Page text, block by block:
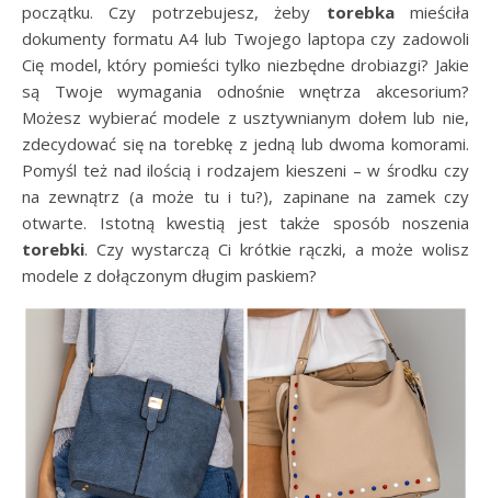
początku. Czy potrzebujesz, żeby torebkamieściła
dokumenty formatu A4 lub Twojego laptopa czy zadowoli
Cię model, który pomieści tylko niezbędne drobiazgi? Jakie
są Twoje wymagania odnośnie wnętrza akcesorium?
Możesz wybierać modele z usztywnianym dołem lub nie,
zdecydować się na torebkę z jedną lub dwoma komorami.
Pomyśl też nad ilością i rodzajem kieszeni – w środku czy
na zewnątrz (a może tu i tu?), zapinane na zamek czy
otwarte. Istotną kwestią jest także sposób noszenia
torebki. Czy wystarczą Ci krótkie rączki, a może wolisz
modele z dołączonym długim paskiem?